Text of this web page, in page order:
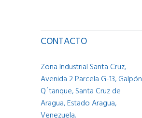
CONTACTO
Zona Industrial Santa Cruz,
Avenida 2 Parcela G-13, Galpón
Q´tanque, Santa Cruz de
Aragua, Estado Aragua,